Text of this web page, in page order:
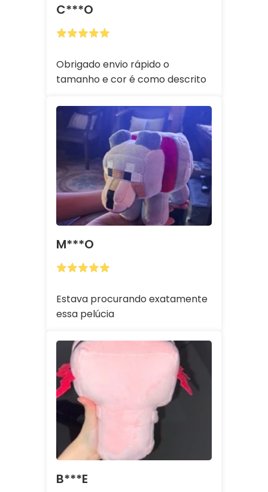
C***o
Obrigado envio rápido o
tamanho e cor é como descrito
M***o
Estava procurando exatamente
essa pelúcia
B***e